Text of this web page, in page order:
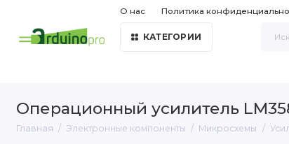
О нас Политика
КАТЕГОРИИ
Операционный усилитель
Главная Электронные компоненты Микросхемы